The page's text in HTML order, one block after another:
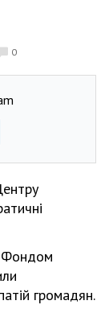
0
Фондом
громадян.